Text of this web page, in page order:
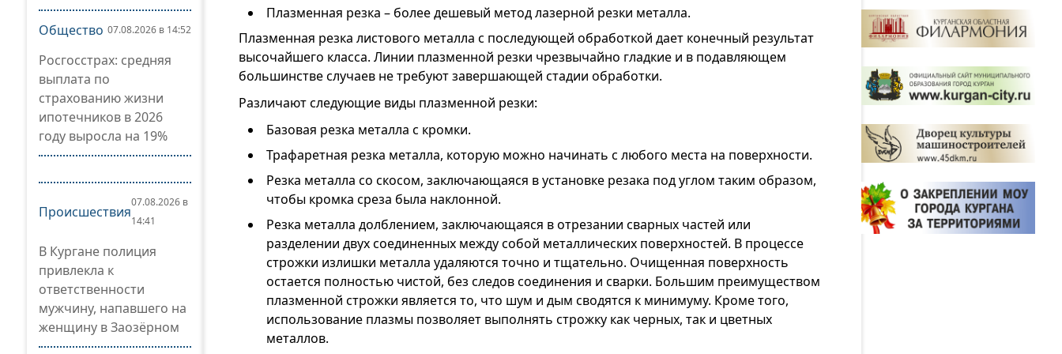
Общество 07.08.2026 в 14:52
Росгосстрах: средняя
выплата по
страхованию жизни
ипотечников в 2026
году выросла на 19%
Происшествия
07.08.2026 в
14:41
В Кургане полиция
привлекла к
ответственности
мужчину, напавшего на
женщину в Заозёрном
Плазменная резка – более дешевый метод лазерной резки металла.
Плазменная резка листового металла с последующей обработкой дает конечный результат
высочайшего класса. Линии плазменной резки чрезвычайно гладкие и в подавляющем
большинстве случаев не требуют завершающей стадии обработки.
Различают следующие виды плазменной резки:
Базовая резка металла с кромки.
Трафаретная резка металла, которую можно начинать с любого места на поверхности.
Резка металла со скосом, заключающаяся в установке резака под углом таким образом,
чтобы кромка среза была наклонной.
Резка металла долблением, заключающаяся в отрезании сварных частей или
разделении двух соединенных между собой металлических поверхностей. В процессе
строжки излишки металла удаляются точно и тщательно. Очищенная поверхность
остается полностью чистой, без следов соединения и сварки. Большим преимуществом
плазменной строжки является то, что шум и дым сводятся к минимуму. Кроме того,
использование плазмы позволяет выполнять строжку как черных, так и цветных
металлов.